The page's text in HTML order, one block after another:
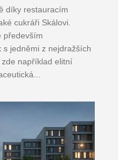
díky restauracím
cukráři Skálovi.
především
jedněmi z nejdražších
například elitní